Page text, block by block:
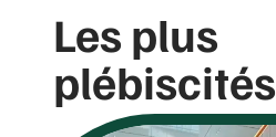
Les plus
plébiscités